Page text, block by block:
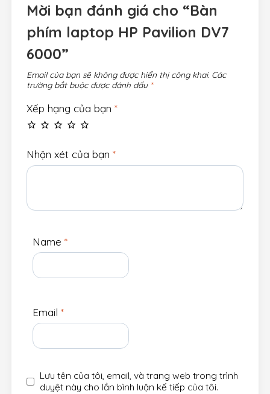
Mời bạn đánh giá cho “Bàn
phím laptop HP Pavilion DV7
6000”
Email của bạn sẽ không được hiển thị công khai. Các
trường bắt buộc được đánh dấu *
Xếp hạng của bạn *
Nhận xét của bạn *
Name *
Email *
Lưu tên của tôi, email, và trang web trong trình
duyệt này cho lần bình luận kế tiếp của tôi.